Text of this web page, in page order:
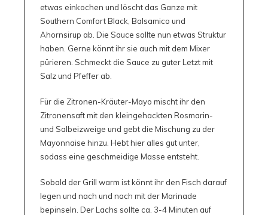
etwas einkochen und löscht das Ganze mit
Southern Comfort Black, Balsamico und
Ahornsirup ab. Die Sauce sollte nun etwas Struktur
haben. Gerne könnt ihr sie auch mit dem Mixer
pürieren. Schmeckt die Sauce zu guter Letzt mit
Salz und Pfeffer ab.
Für die Zitronen-Kräuter-Mayo mischt ihr den
Zitronensaft mit den kleingehackten Rosmarin-
und Salbeizweige und gebt die Mischung zu der
Mayonnaise hinzu. Hebt hier alles gut unter,
sodass eine geschmeidige Masse entsteht.
Sobald der Grill warm ist könnt ihr den Fisch darauf
legen und nach und nach mit der Marinade
bepinseln. Der Lachs sollte ca. 3-4 Minuten auf